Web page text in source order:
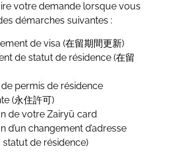
votre demande lorsque vous
démarches suivantes :
de visa (在留期間更新)
de statut de résidence (在留
permis de résidence
(永住許可)
de votre Zairyū card
d’un changement d’adresse
statut de résidence)